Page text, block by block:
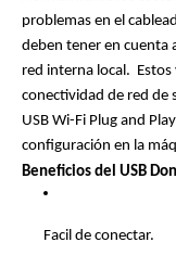
problemas en el
deben tener en cuenta
red interna local.
conectividad de red de
USB Wi-Fi Plug and
configuración en la
Beneficios del USB
Facil de conectar.